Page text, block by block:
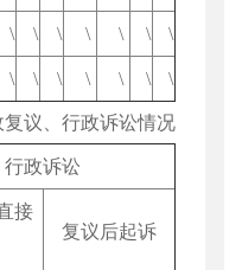
\ \ \ \ \ \ \
\ \ \ \ \ \ \
议、行政诉讼情况
行政诉讼
接
复议后起诉